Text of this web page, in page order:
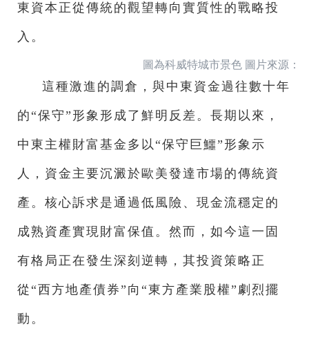
東資本正從傳統的觀望轉向實質性的戰略投
入。
圖為科威特城市景色 圖片來源：
這種激進的調倉，與中東資金過往數十年
的“保守”形象形成了鮮明反差。長期以來，
中東主權財富基金多以“保守巨鱷”形象示
人，資金主要沉澱於歐美發達市場的傳統資
產。核心訴求是通過低風險、現金流穩定的
成熟資產實現財富保值。然而，如今這一固
有格局正在發生深刻逆轉，其投資策略正
從“西方地產債券”向“東方產業股權”劇烈擺
動。